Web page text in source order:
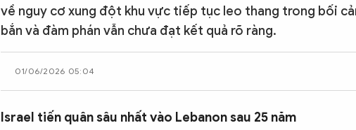
về nguy cơ xung đột khu vực tiếp tục leo thang trong bối
bắn và đàm phán vẫn chưa đạt kết quả rõ ràng.
01/06/2026 05:04
Israel tiến quân sâu nhất vào Lebanon sau 25 năm